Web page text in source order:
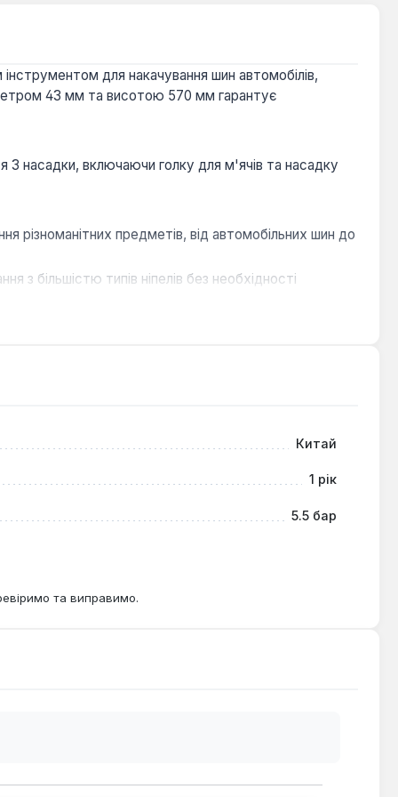
для накачування шин автомобілів,
43 мм та висотою 570 мм гарантує
3 насадки, включаючи голку для м'ячів та насадку
різноманітних предметів, від автомобільних шин до
з більшістю типів ніпелів без необхідності
термін служби насоса.
накачування різних предметів. ЙогоКитай
1 рік
5.5 бар
та виправимо.